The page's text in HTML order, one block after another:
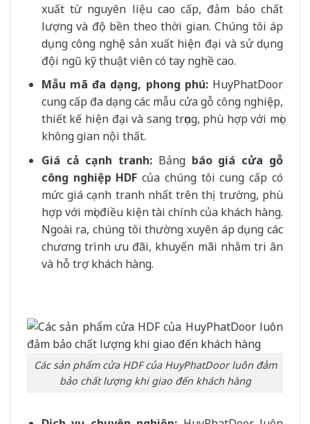
xuất từ nguyên liệu cao cấp, đảm bảo chất
lượng và độ bền theo thời gian. Chúng tôi áp
dụng công nghệ sản xuất hiện đại và sử dụng
đội ngũ kỹ thuật viên có tay nghề cao.
Mẫu mã đa dạng, phong phú:HuyPhatDoor
cung cấp đa dạng các mẫu cửa gỗ công nghiệp,
thiết kế hiện đại và sang trọng, phù hợp với mọi
không gian nội thất.
Giá cả cạnh tranh: Bảng báo giá cửa gỗ
công nghiệp HDF của chúng tôi cung cấp có
mức giá cạnh tranh nhất trên thị trường, phù
hợp với mọi điều kiện tài chính của khách hàng.
Ngoài ra, chúng tôi thường xuyên áp dụng các
chương trình ưu đãi, khuyến mãi nhằm tri ân
và hỗ trợ khách hàng.
Các sản phẩm cửa HDF của HuyPhatDoor luôn đảm
bảo chất lượng khi giao đến khách hàng